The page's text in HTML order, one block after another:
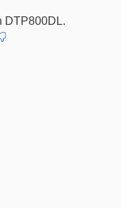
DTP800DL.